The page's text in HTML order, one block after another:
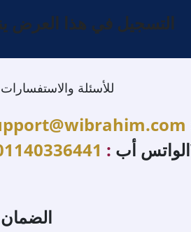
التسجيل في هذا العرض
للأسئلة
أب :